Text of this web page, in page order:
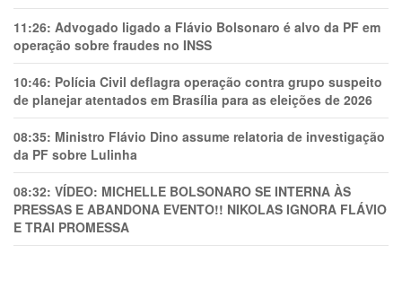
11:26: Advogado ligado a Flávio Bolsonaro é alvo da PF em
operação sobre fraudes no INSS
10:46: Polícia Civil deflagra operação contra grupo suspeito
de planejar atentados em Brasília para as eleições de 2026
08:35: Ministro Flávio Dino assume relatoria de investigação
da PF sobre Lulinha
08:32: VÍDEO: MICHELLE BOLSONARO SE INTERNA ÀS
PRESSAS E ABANDONA EVENTO!! NIKOLAS IGNORA FLÁVIO
E TRAl PROMESSA